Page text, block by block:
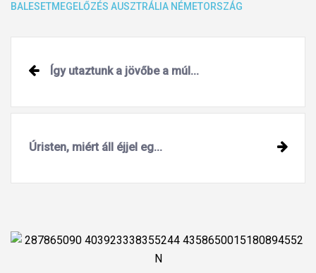
BALESETMEGELŐZÉS AUSZTRÁLIA NÉMETORSZÁG
Post
navigation
Így utaztunk a jövőbe a múl...
Úristen, miért áll éjjel eg...